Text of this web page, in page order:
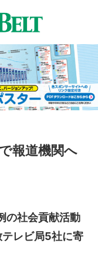
報道機関へ
の社会貢献活動
レビ局5社に寄